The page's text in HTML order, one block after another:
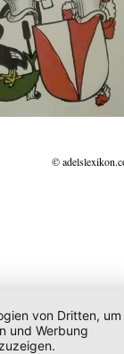
©
von Dritten, um
und Werbung